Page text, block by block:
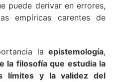
puede derivar en errores,
empíricas carentes de
la epistemología,
la filosofía que estudia la
límites y la validez del